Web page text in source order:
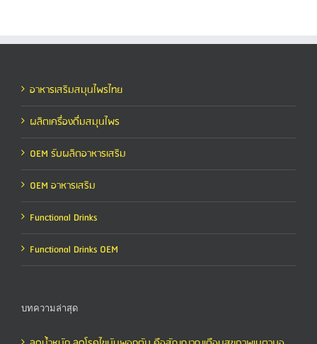
อาหารเสริมสมุนไพรไทย
ผลิตเครื่องดื่มสมุนไพร
OEM รับผลิตอาหารเสริม
OEM อาหารเสริม
Functional Drinks
Functional Drinks OEM
บทความล่าสุด